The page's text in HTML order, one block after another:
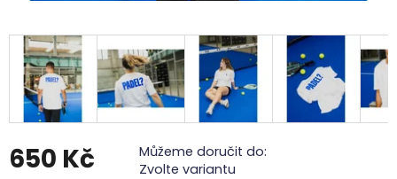
650 Kč
Můžeme doručit do:
Zvolte variantu